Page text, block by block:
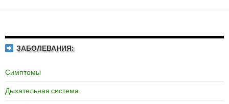
ЗАБОЛЕВАНИЯ:
Симптомы
Дыхательная система